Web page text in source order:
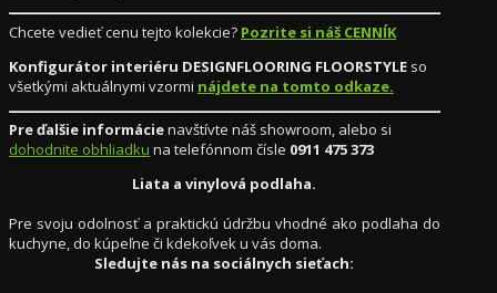
Chcete vedieť cenu tejto kolekcie? Pozrite si náš CENNÍK
Konfigurátor interiéru DESIGNFLOORING FLOORSTYLE so
všetkými aktuálnymi vzormi nájdete na tomto odkaze.
Pre ďalšie informácienavštívte náš showroom, alebo si
dohodnite obhliadku na telefónnom čísle 0911 475 373
Liata a vinylová podlaha.
Pre svoju odolnosť a praktickú údržbu vhodné ako podlaha do
kuchyne, do kúpeľne či kdekoľvek u vás doma.
Sledujte nás na sociálnych sieťach: